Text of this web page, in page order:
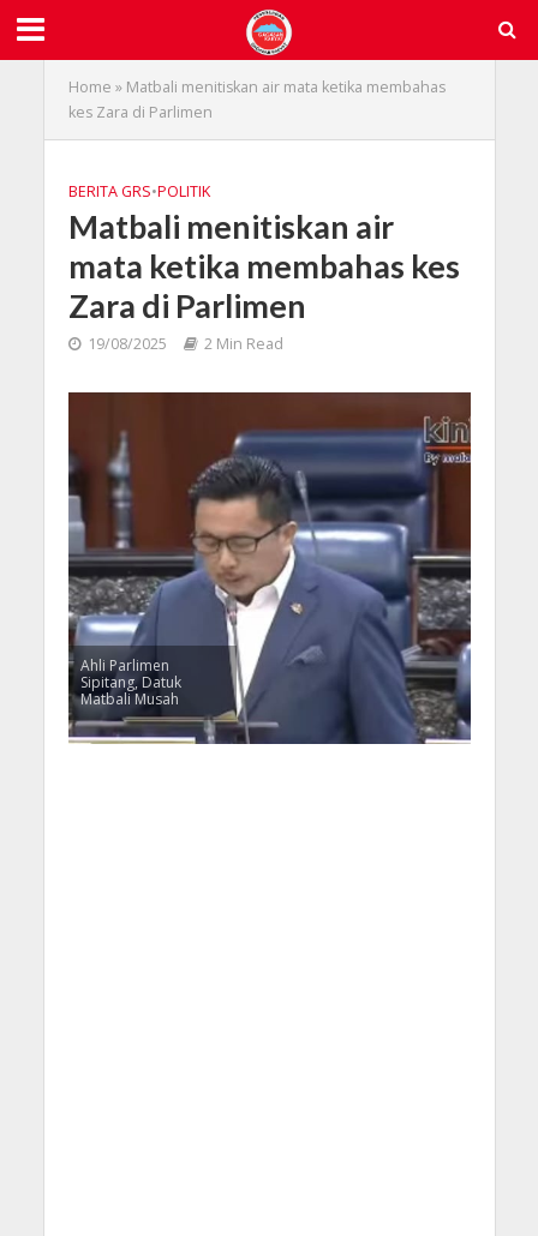
Home » Matbali menitiskan air mata ketika membahas
kes Zara di Parlimen
BERITA GRS•POLITIK
Matbali menitiskan air
mata ketika membahas kes
Zara di Parlimen
19/08/2025 2 Min Read
Ahli Parlimen
Sipitang, Datuk
Matbali Musah